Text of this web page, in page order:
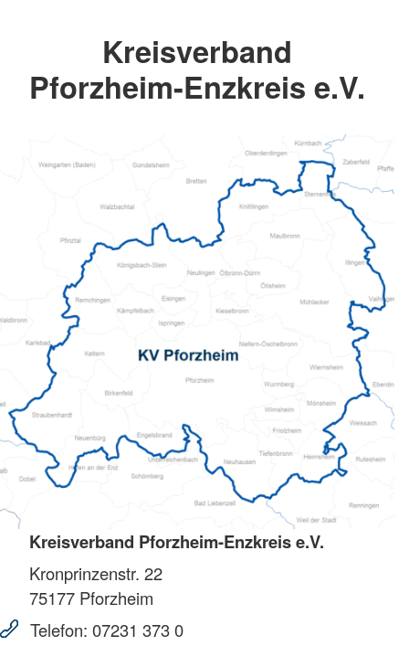
Kreisverband
Pforzheim-Enzkreis e.V.
Kreisverband Pforzheim-Enzkreis e.V.
Kronprinzenstr. 22
75177 Pforzheim
Telefon: 07231 373 0